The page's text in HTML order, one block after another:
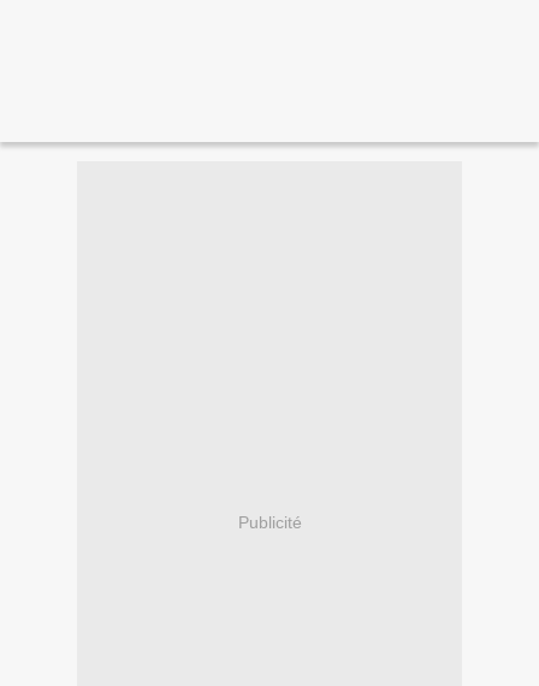
Publicité